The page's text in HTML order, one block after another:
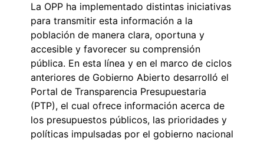
La OPP ha implementado distintas iniciativas
para transmitir esta información a la
población de manera clara, oportuna y
accesible y favorecer su comprensión
pública. En esta línea y en el marco de ciclos
anteriores de Gobierno Abierto desarrolló el
Portal de Transparencia Presupuestaria
(PTP), el cual ofrece información acerca de
los presupuestos públicos, las prioridades y
políticas impulsadas por el gobierno nacional